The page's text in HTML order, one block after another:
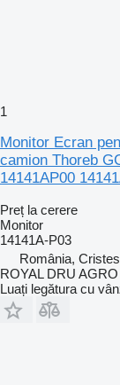
1
Monitor Ecran
camion Thoreb
14141AP00
Preț la cerere
Monitor
14141A-P03
România,
ROYAL DRU
Luați legătura cu